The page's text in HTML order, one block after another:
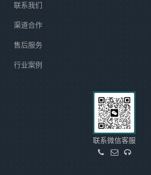
联系我们
渠道合作
售后服务
行业案例
联系微信客服